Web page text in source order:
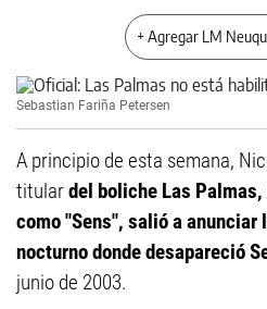
+ Agregar LM
Sebastian Fariña Petersen
A principio de esta semana,
titulardel boliche Las
como "Sens", salió a anunciar
nocturno donde desapareció
junio de 2003.